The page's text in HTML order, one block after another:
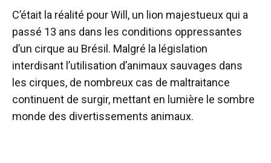
C’était la réalité pour Will, un lion majestueux qui a
passé 13 ans dans les conditions oppressantes
d’un cirque au Brésil. Malgré la législation
interdisant l’utilisation d’animaux sauvages dans
les cirques, de nombreux cas de maltraitance
continuent de surgir, mettant en lumière le sombre
monde des divertissements animaux.